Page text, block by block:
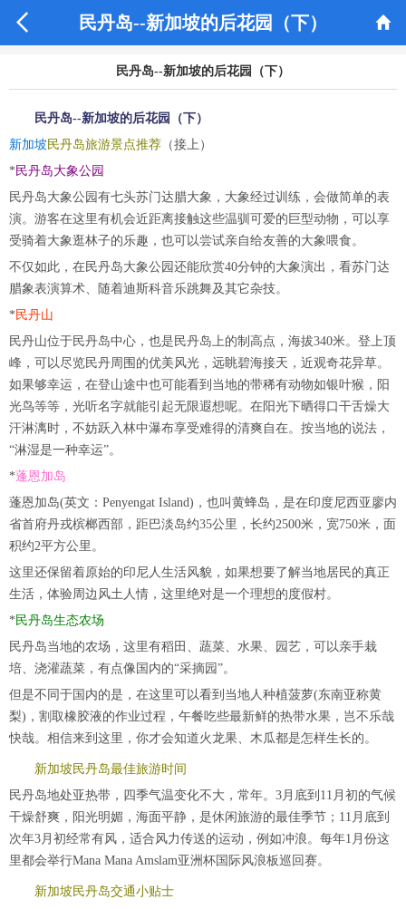
 民丹岛--新加坡的后花园（下） 
民丹岛--新加坡的后花园（下）
民丹岛--新加坡的后花园（下）
新加坡 民丹岛旅游景点推荐 （接上）
* 民丹岛大象公园
民丹岛大象公园有七头苏门达腊大象，大象经过训练，会做简单的表
演。游客在这里有机会近距离接触这些温驯可爱的巨型动物，可以享
受骑着大象逛林子的乐趣，也可以尝试亲自给友善的大象喂食。
不仅如此，在民丹岛大象公园还能欣赏40分钟的大象演出，看苏门达
腊象表演算术、随着迪斯科音乐跳舞及其它杂技。
* 民丹山
民丹山位于民丹岛中心，也是民丹岛上的制高点，海拔340米。登上顶
峰，可以尽览民丹周围的优美风光，远眺碧海接天，近观奇花异草。
如果够幸运，在登山途中也可能看到当地的带稀有动物如银叶猴，阳
光鸟等等，光听名字就能引起无限遐想呢。在阳光下晒得口干舌燥大
汗淋漓时，不妨跃入林中瀑布享受难得的清爽自在。按当地的说法，
“淋湿是一种幸运”。
*蓬恩加岛
蓬恩加岛(英文：Penyengat Island)，也叫黄蜂岛，是在印度尼西亚廖内
省首府丹戎槟榔西部，距巴淡岛约35公里，长约2500米，宽750米，面
积约2平方公里。
这里还保留着原始的印尼人生活风貌，如果想要了解当地居民的真正
生活，体验周边风土人情，这里绝对是一个理想的度假村。
* 民丹岛生态农场
民丹岛当地的农场，这里有稻田、蔬菜、水果、园艺，可以亲手栽
培、浇灌蔬菜，有点像国内的“采摘园”。
但是不同于国内的是，在这里可以看到当地人种植菠萝(东南亚称黄
梨)，割取橡胶液的作业过程，午餐吃些最新鲜的热带水果，岂不乐哉
快哉。相信来到这里，你才会知道火龙果、木瓜都是怎样生长的。
新加坡民丹岛最佳旅游时间
民丹岛地处亚热带，四季气温变化不大，常年。3月底到11月初的气候
干燥舒爽，阳光明媚，海面平静，是休闲旅游的最佳季节；11月底到
次年3月初经常有风，适合风力传送的运动，例如冲浪。每年1月份这
里都会举行Mana Mana Amslam亚洲杯国际风浪板巡回赛。
新加坡民丹岛交通小贴士